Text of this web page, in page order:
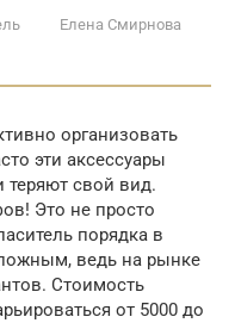
Елена Смирнова
организовать
эти аксессуары
теряют свой вид.
Это не просто
порядка в
ведь на рынке
Стоимость
от 5000 до